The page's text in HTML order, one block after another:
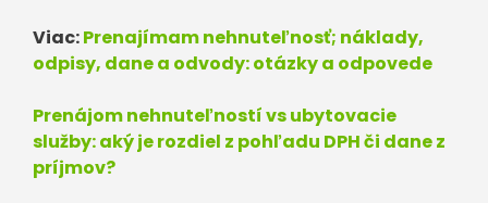
Viac:Prenajímam nehnuteľnosť; náklady,
odpisy, dane a odvody: otázky a odpovede
Prenájom nehnuteľností vs ubytovacie
služby: aký je rozdiel z pohľadu DPH či dane z
príjmov?